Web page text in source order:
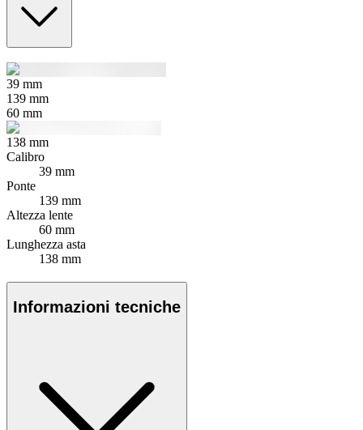
39 mm
139 mm
60 mm
138 mm
Calibro
39 mm
Ponte
139 mm
Altezza lente
60 mm
Lunghezza asta
138 mm
Informazioni tecniche